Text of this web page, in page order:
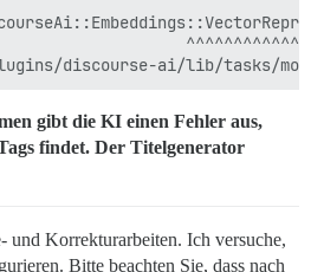
gibt die KI einen Fehler aus,
findet. Der Titelgenerator
und Korrekturarbeiten. Ich versuche,
Bitte beachten Sie, dass nach